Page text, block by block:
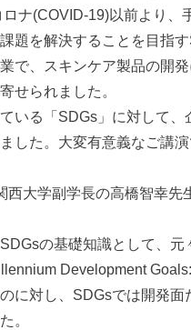
ロナ(COVID-19)以前より
題を解決することを目指
で、スキンケア製品の開
せられました。
いる「SDGs」に対して、
した。大変有意義なご講演
西大学副学長の高橋智幸
の基礎知識として、元
Development
に対し、SDGsでは開発
。